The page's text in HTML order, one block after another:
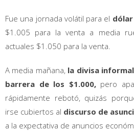
Fue una jornada volátil para el
$1.005 para la venta a media
actuales $1.050 para la venta.
A media mañana, la divisa
barrera de los $1.000,pero
rápidamente rebotó, quizás
irse cubiertos al discurso de
a la expectativa de anuncios